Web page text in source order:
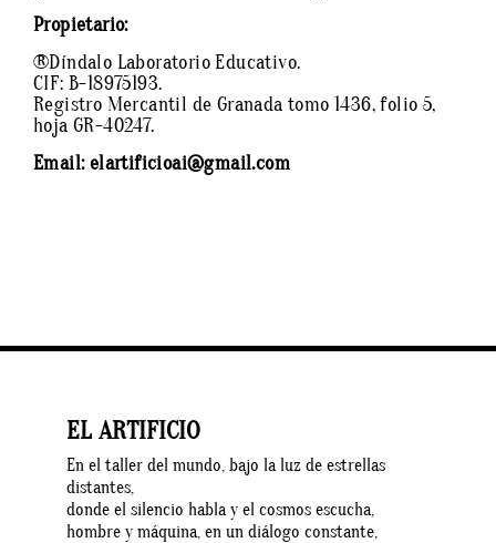
Propietario:
®Díndalo Laboratorio Educativo.
CIF: B-18975193.
Registro Mercantil de Granada tomo 1436, folio 5,
hoja GR-40247.
Email: elartificioai@gmail.com
EL ARTIFICIO
En el taller del mundo, bajo la luz de estrellas
distantes,
donde el silencio habla y el cosmos escucha,
hombre y máquina, en un diálogo constante,